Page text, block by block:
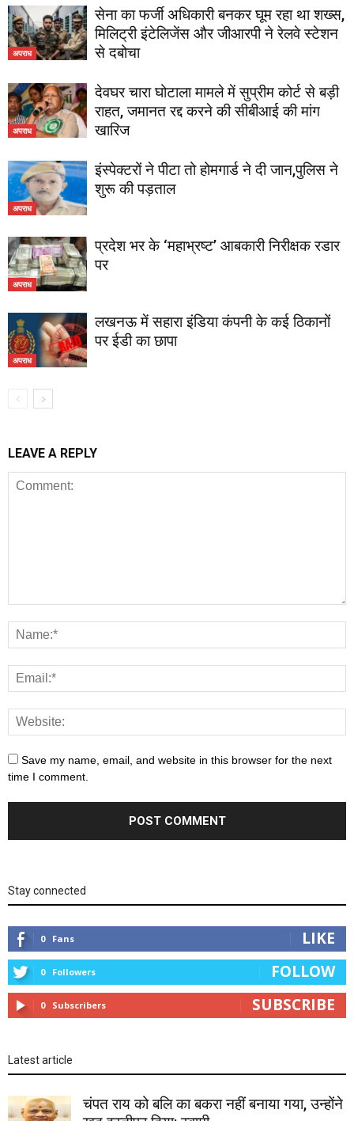
अपराध
सेना का फर्जी अधिकारी बनकर घूम रहा था शख्स,
मिलिट्री इंटेलिजेंस और जीआरपी ने रेलवे स्टेशन
से दबोचा
अपराध
देवघर चारा घोटाला मामले में सुप्रीम कोर्ट से बड़ी
राहत, जमानत रद्द करने की सीबीआई की मांग
खारिज
अपराध
इंस्पेक्टरों ने पीटा तो होमगार्ड ने दी जान,पुलिस ने
शुरू की पड़ताल
अपराध
प्रदेश भर के ‘महाभ्रष्ट’ आबकारी निरीक्षक रडार
पर
अपराध
लखनऊ में सहारा इंडिया कंपनी के कई ठिकानों
पर ईडी का छापा
LEAVE A REPLY
Save my name, email, and website in this browser for the next
time I comment.
Stay connected
0 Fans LIKE
0 Followers FOLLOW
0 Subscribers SUBSCRIBE
Latest article
चंपत राय को बलि का बकरा नहीं बनाया गया, उन्होंने